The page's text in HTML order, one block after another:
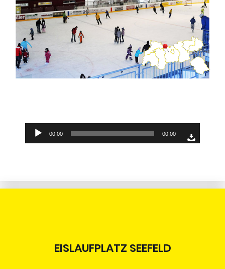
Audio-
Player
00:00 00:00
EISLAUFPLATZ SEEFELD